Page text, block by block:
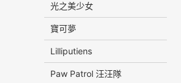
光之美少女
寶可夢
Lilliputiens
Paw Patrol 汪汪隊